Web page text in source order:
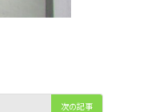
次の記事